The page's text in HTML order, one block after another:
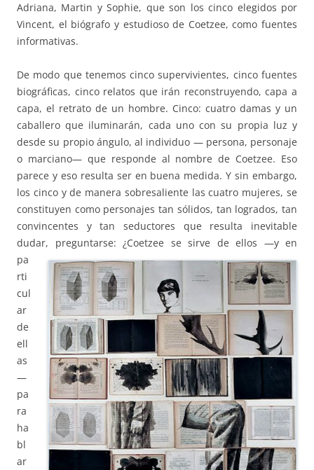
Adriana, Martin y Sophie, que son los cinco elegidos por
Vincent, el biógrafo y estudioso de Coetzee, como fuentes
informativas.
De modo que tenemos cinco supervivientes, cinco fuentes
biográficas, cinco relatos que irán reconstruyendo, capa a
capa, el retrato de un hombre. Cinco: cuatro damas y un
caballero que iluminarán, cada uno con su propia luz y
desde su propio ángulo, al individuo — persona, personaje
o marciano— que responde al nombre de Coetzee. Eso
parece y eso resulta ser en buena medida. Y sin embargo,
los cinco y de manera sobresaliente las cuatro mujeres, se
constituyen como personajes tan sólidos, tan logrados, tan
convincentes y tan seductores que resulta inevitable
dudar, preguntarse: ¿Coetzee se sirve de ellos —y en
pa
rti
cul
ar
de
ell
as
—
pa
ra
ha
bl
ar